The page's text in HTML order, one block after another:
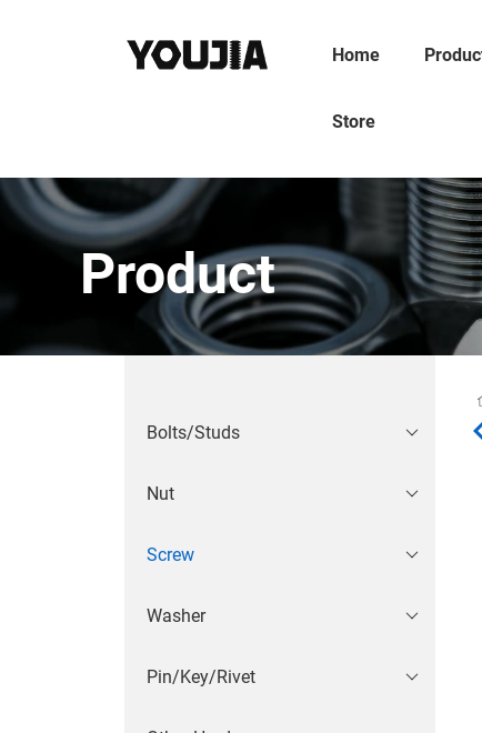
Home
Store
Product
Bolts/Studs
Nut
Screw
Washer
Pin/Key/Rivet